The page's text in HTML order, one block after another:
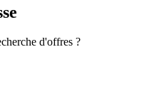
d'offres ?